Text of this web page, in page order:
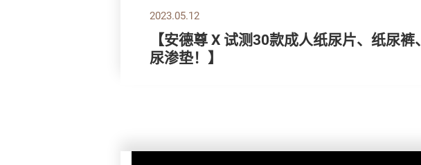
2023.05.12
【安德尊 X 试测30款成人纸尿片、纸尿裤、
尿渗垫！】